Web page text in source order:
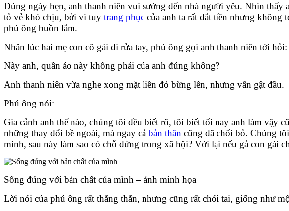
Đúng ngày hẹn, anh thanh niên vui sướng đến nhà người yêu. Nhìn
tỏ vẻ khó chịu, bởi vì tuy trang phục của anh ta rất đắt tiền nhưng không
phú ông buồn lắm.
Nhân lúc hai mẹ con cô gái đi rửa tay, phú ông gọi anh thanh niên tới hỏi:
Này anh, quần áo này không phải của anh đúng không?
Anh thanh niên vừa nghe xong mặt liền đỏ bừng lên, nhưng vẫn gật đầu.
Phú ông nói:
Gia cảnh anh thế nào, chúng tôi đều biết rõ, tôi biết tối nay anh làm
những thay đổi bề ngoài, mà ngay cả bản thân cũng đã chối bỏ. Chúng
mình, sau này làm sao có chỗ đứng trong xã hội? Với lại nếu gả con gái
Sống đúng với bản chất của mình – ảnh minh họa
Lời nói của phú ông rất thẳng thắn, nhưng cũng rất chói tai, giống như